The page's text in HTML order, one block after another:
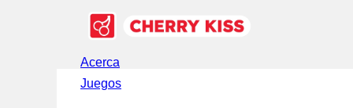
Acerca
Juegos